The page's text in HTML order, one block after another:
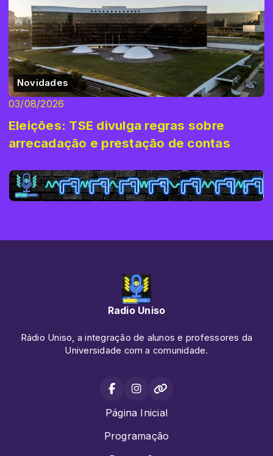
Novidades
03/08/2026
Eleições: TSE divulga regras sobre
arrecadação e prestação de contas
Radio Uniso
Rádio Uniso, a integração de alunos e professores da
Universidade com a comunidade.
Página Inicial
Programação